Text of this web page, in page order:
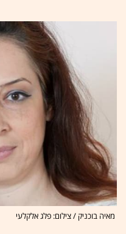
מאיה בוכניק / צילום: פלג אלקלעי